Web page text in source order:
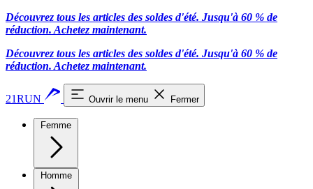
Découvrez tous les articles des soldes d'été. Jusqu'à 60 % de
réduction. Achetez maintenant.
Découvrez tous les articles des soldes d'été. Jusqu'à 60 % de
réduction. Achetez maintenant.
21RUN Ouvrir le menu Fermer
Femme
Homme